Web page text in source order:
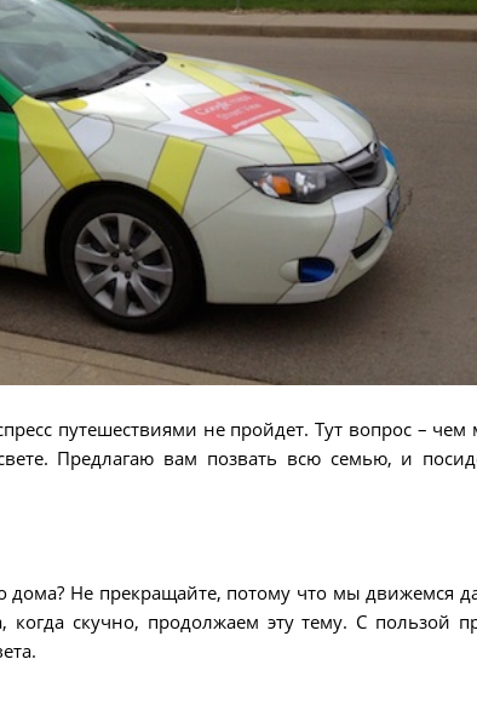
путешествиями не пройдет. Тут вопрос –
Предлагаю вам позвать всю семью, и
дома? Не прекращайте, потому что мы движемся
скучно, продолжаем эту тему. С пользой